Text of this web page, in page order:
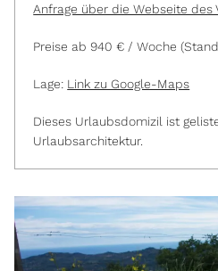
Anfrage über die Webseite des
Preise ab 940 € / Woche
Lage: Link zu Google-Maps
Dieses Urlaubsdomizil ist
Urlaubsarchitektur.